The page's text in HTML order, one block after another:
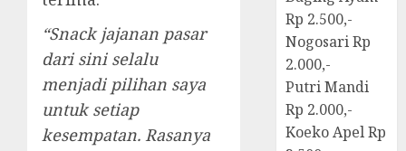
“Snack jajanan pasar
dari sini selalu
menjadi pilihan saya
untuk setiap
kesempatan. Rasanya
Rp 2.500,-
Nogosari Rp
2.000,-
Putri Mandi
Rp 2.000,-
Koeko Apel Rp